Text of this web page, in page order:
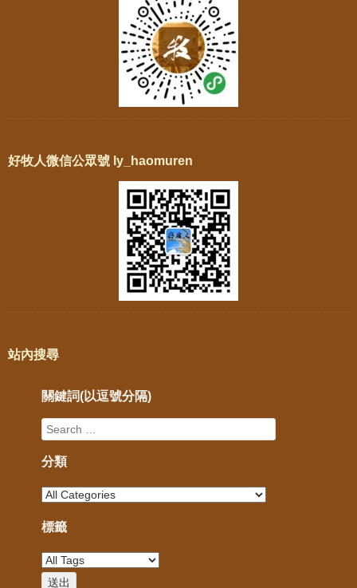
好牧人微信公眾號 ly_haomuren
站內搜尋
關鍵詞(以逗號分隔)
分類
標籤